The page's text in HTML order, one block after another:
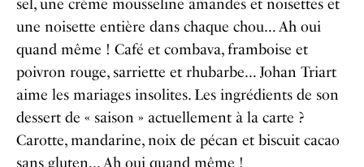
sel, une crème mousseline amandes et noisettes et
une noisette entière dans chaque chou… Ah oui
quand même ! Café et combava, framboise et
poivron rouge, sarriette et rhubarbe… Johan Triart
aime les mariages insolites. Les ingrédients de son
dessert de « saison » actuellement à la carte ?
Carotte, mandarine, noix de pécan et biscuit cacao
sans gluten… Ah oui quand même !